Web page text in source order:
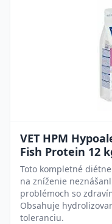
VET HPM
Fish Protein 12
Toto kompletné
na zníženie
problémoch so
Obsahuje
toleranciu.